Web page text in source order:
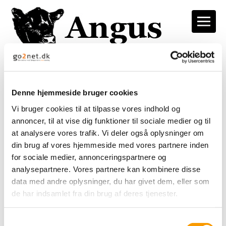
Denne hjemmeside bruger cookies
Vi bruger cookies til at tilpasse vores indhold og
annoncer, til at vise dig funktioner til sociale medier og til
at analysere vores trafik. Vi deler også oplysninger om
din brug af vores hjemmeside med vores partnere inden
for sociale medier, annonceringspartnere og
analysepartnere. Vores partnere kan kombinere disse
data med andre oplysninger, du har givet dem, eller som
de har indsamlet fra din brug af deres tjenester.
17-01-2026 - 10:39
Kåring af køer og avlstyre
Vil du have kåret dine dyr?
Torben Andersen kårer kødkvæg i ugerne 13, 15 og
16 i 2026.
Deadline for tilmelding til forårskåring er den 1. marts
2026.